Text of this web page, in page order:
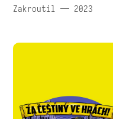
Zakroutil — 2023